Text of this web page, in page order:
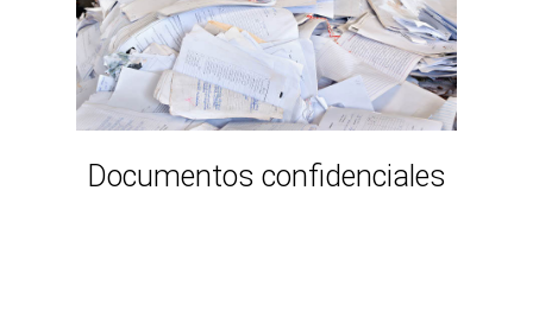
Documentos confidenciales